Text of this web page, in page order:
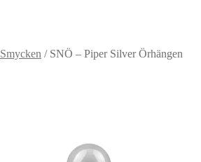
Smycken / SNÖ – Piper Silver Örhängen